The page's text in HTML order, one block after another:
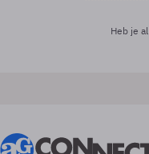
Heb je